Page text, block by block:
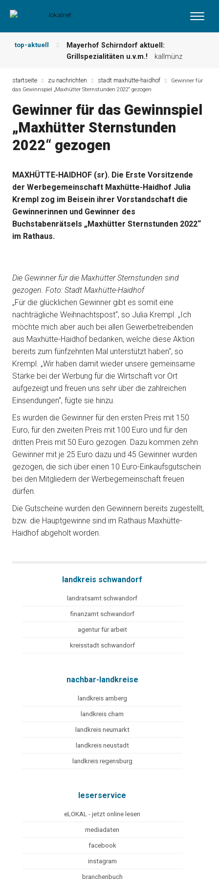
top-aktuell
Mayerhof Schirndorf aktuell:
Grillspezialitäten u.v.m.!
kallmünz
und mehr …
burglengenfeld
Der „deutsche Michel“ muss nun
leserbriefe
Maxhütter Fischladen: Unser aktuelles
Nutzen Sie aktuelle Angebote Ihrer
Metzgerei Hummel: Aktuelles
Wochenangebot!
startseite zu nachrichten stadt maxhütte-haidhof
Gewinner für
das Gewinnspiel „Maxhütter Sternstunden 2022“ gezogen
Gewinner für das Gewinnspiel
„Maxhütter Sternstunden
2022“ gezogen
MAXHÜTTE-HAIDHOF (sr). Die Erste Vorsitzende
der Werbegemeinschaft Maxhütte-Haidhof Julia
Krempl zog im Beisein ihrer Vorstandschaft die
Gewinnerinnen und Gewinner des
Buchstabenrätsels „Maxhütter Sternstunden 2022“
im Rathaus.
Die Gewinner für die Maxhütter Sternstunden sind
gezogen. Foto: Stadt Maxhütte-Haidhof
„Für die glücklichen Gewinner gibt es somit eine
nachträgliche Weihnachtspost“, so Julia Krempl. „Ich
möchte mich aber auch bei allen Gewerbetreibenden
aus Maxhütte-Haidhof bedanken, welche diese Aktion
bereits zum fünfzehnten Mal unterstützt haben“, so
Krempl. „Wir haben damit wieder unsere gemeinsame
Stärke bei der Werbung für die Wirtschaft vor Ort
aufgezeigt und freuen uns sehr über die zahlreichen
Einsendungen“, fügte sie hinzu.
Es wurden die Gewinner für den ersten Preis mit 150
Euro, für den zweiten Preis mit 100 Euro und für den
dritten Preis mit 50 Euro gezogen. Dazu kommen zehn
Gewinner mit je 25 Euro dazu und 45 Gewinner wurden
gezogen, die sich über einen 10 Euro-Einkaufsgutschein
bei den Mitgliedern der Werbegemeinschaft freuen
dürfen.
Die Gutscheine wurden den Gewinnern bereits zugestellt,
bzw. die Hauptgewinne sind im Rathaus Maxhütte-
Haidhof abgeholt worden.
landkreis schwandorf
landratsamt schwandorf
finanzamt schwandorf
agentur für arbeit
kreisstadt schwandorf
nachbar-landkreise
landkreis amberg
landkreis cham
landkreis neumarkt
landkreis neustadt
landkreis regensburg
leserservice
eLOKAL - jetzt online lesen
mediadaten
facebook
instagram
branchenbuch